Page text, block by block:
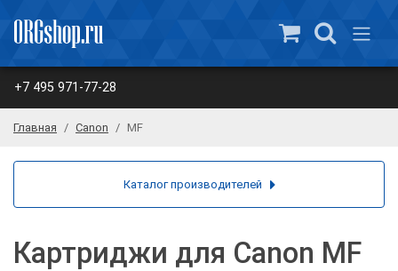
+7 495 971-77-28
Главная Canon MF
Картриджи для Canon MF